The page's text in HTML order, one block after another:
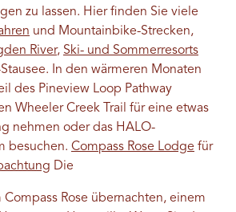
zu lassen. Hier finden Sie viele
und Mountainbike-Strecken,
River, Ski- und Sommerresorts
In den wärmeren Monaten
des Pineview Loop Pathway
Wheeler Creek Trail für eine etwas
nehmen oder das HALO-
besuchen. Compass Rose Lodge für
Die
Compass Rose übernachten, einem